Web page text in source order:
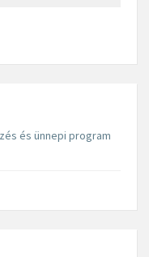
és ünnepi program